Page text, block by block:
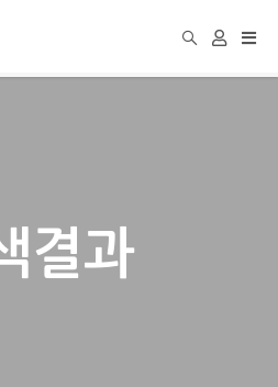
결과